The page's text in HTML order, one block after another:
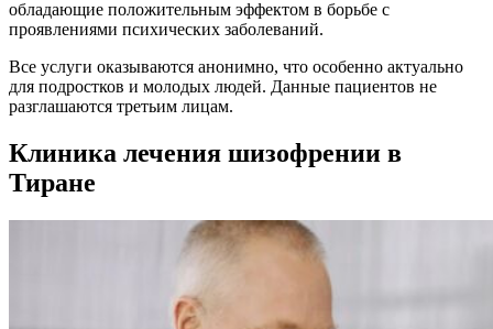
обладающие положительным эффектом в борьбе с
проявлениями психических заболеваний.
Все услуги оказываются анонимно, что особенно актуально
для подростков и молодых людей. Данные пациентов не
разглашаются третьим лицам.
Клиника лечения шизофрении в
Тиране